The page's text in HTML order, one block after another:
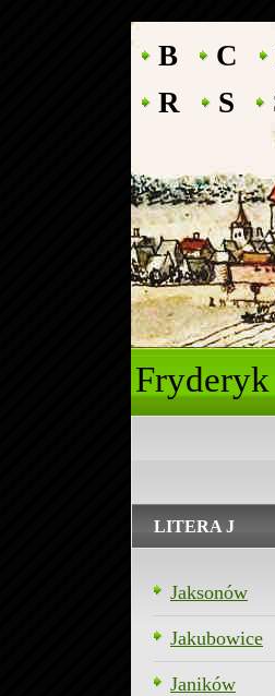
B C
R
S
LITERA J
Jaksonów
Jakubowice
Janików